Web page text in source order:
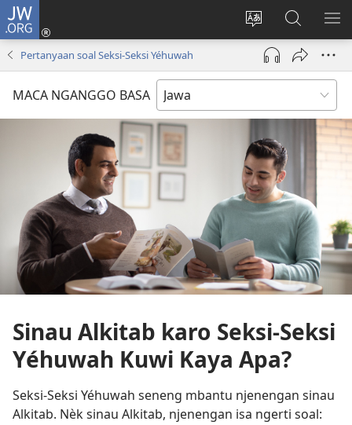
JW.ORG
Ganti
basa
situs
Mlebu
(opens
window)
Golèk
JW.ORG
Pertanyaan soal Seksi-Seksi Yéhuwah
MACA NGANGGO BASA
Sinau Alkitab karo Seksi-Seksi
Yéhuwah Kuwi Kaya Apa?
Seksi-Seksi Yéhuwah seneng mbantu njenengan sinau
Alkitab. Nèk sinau Alkitab, njenengan isa ngerti soal: